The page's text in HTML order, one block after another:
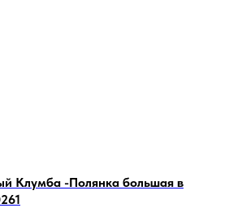
Клумба -Полянка большая в